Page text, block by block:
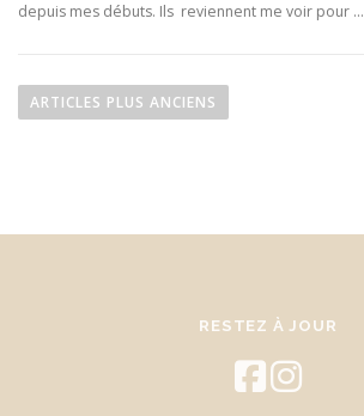
depuis mes débuts. Ils reviennent me voir pour …
aARTICLES PLUS ANCIENS
RESTEZ À JOUR